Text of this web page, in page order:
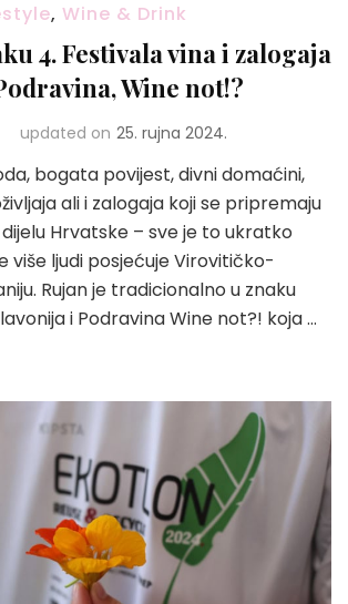
, Wine & Drink
4. Festivala vina i zalogaja
Wine not!?
updated on 25. rujna 2024.
bogata povijest, divni domaćini,
ali i zalogaja koji se pripremaju
Hrvatske – sve je to ukratko
više ljudi posjećuje Virovitičko-
Rujan je tradicionalno u znaku
i Podravina Wine not?! koja …